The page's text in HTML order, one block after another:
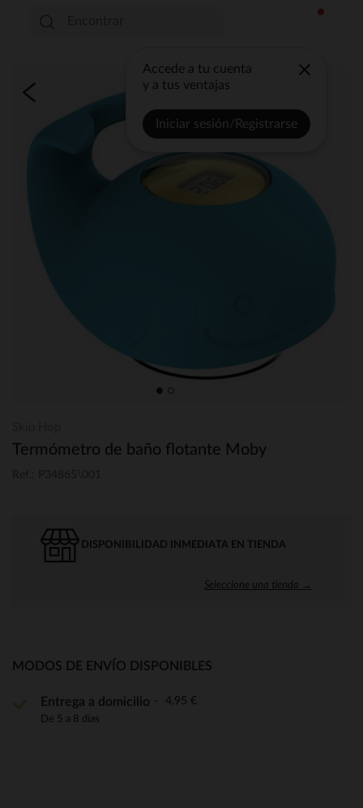
Accede a tu cuenta
y a tus ventajas
Iniciar sesión/Registrarse
Termómetro de baño flotante Moby
DISPONIBILIDAD INMEDIATA EN TIENDA
Seleccione una tienda →
MODOS DE ENVÍO DISPONIBLES
Entrega a domicilio 4,95 €
De 5 a 8 días